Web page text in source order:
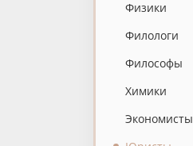
Физики
Филологи
Философы
Химики
Экономисты